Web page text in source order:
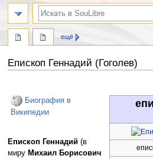
Епископ Геннадий (Гоголев)
навигации
поиску
Биография в
Википедии
Епископ Геннадий(в
миру Михаил Борисович
ещё